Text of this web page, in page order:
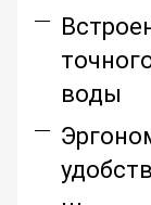
воды